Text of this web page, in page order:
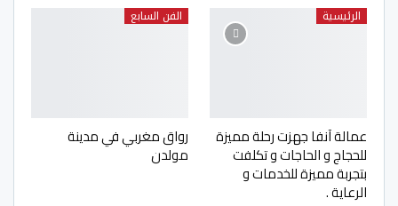
الرئيسية
عمالة آنفا جهزت رحلة مميزة
للحجاج و الحاجات و تكلفت
بتجربة مميزة للخدمات و
الرعاية .
الفن السابع
رواق مغربي في مدينة
مولدن